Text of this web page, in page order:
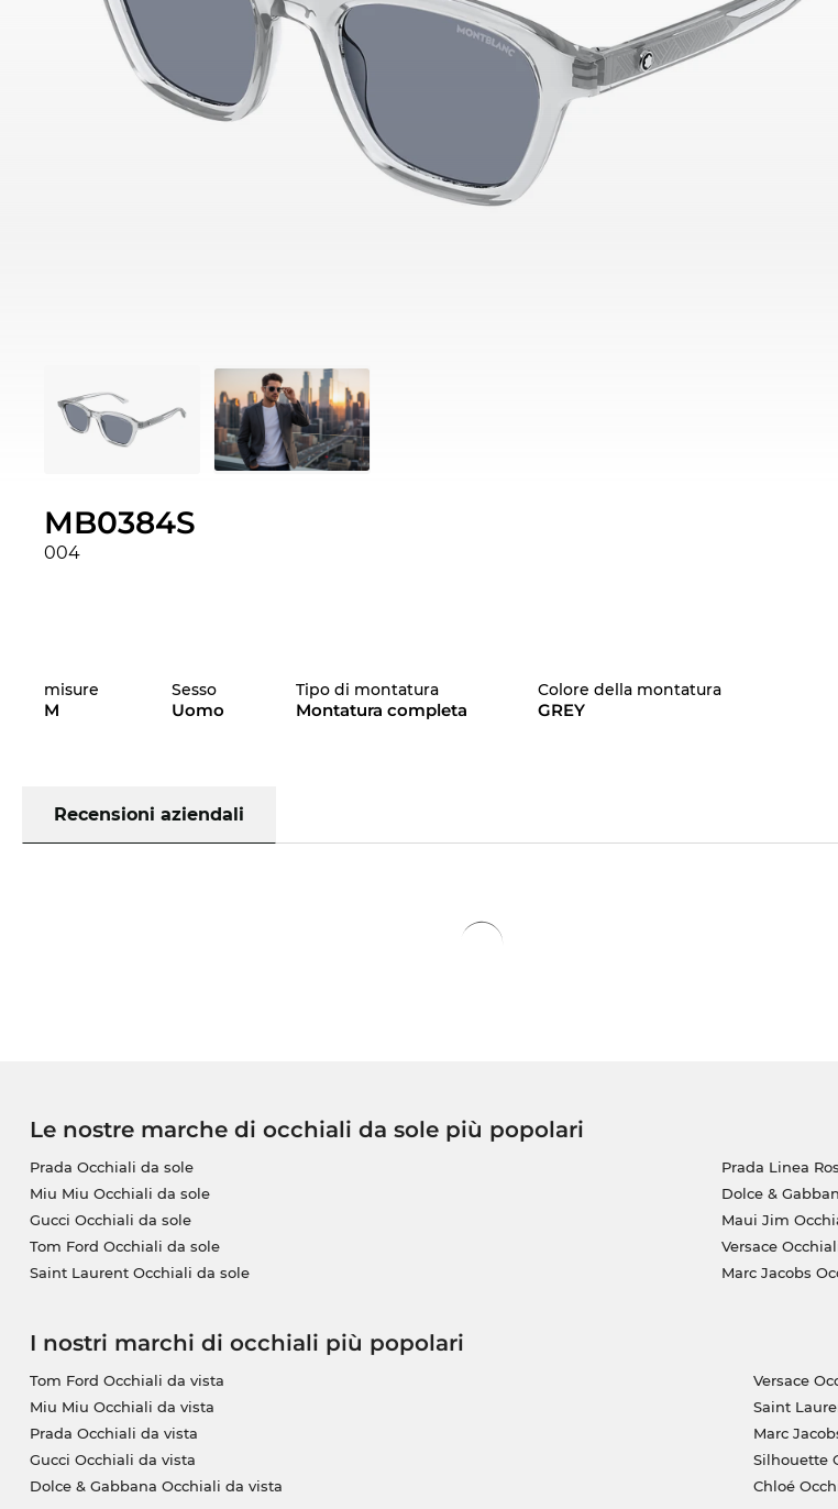
MB0384S
004
misure
M
Sesso
Uomo
Tipo di montatura
Montatura completa
Colore della montatura
GREY
Recensioni aziendali
Le nostre marche di occhiali da sole più popolari
Prada Occhiali da sole
Miu Miu Occhiali da sole
Gucci Occhiali da sole
Tom Ford Occhiali da sole
Saint Laurent Occhiali da sole
Prada Linea
Dolce &
Maui Jim
Versace
Marc Jacobs
I nostri marchi di occhiali più popolari
Tom Ford Occhiali da vista
Miu Miu Occhiali da vista
Prada Occhiali da vista
Gucci Occhiali da vista
Dolce & Gabbana Occhiali da vista
Versace
Saint
Marc
Silhouette
Chloé